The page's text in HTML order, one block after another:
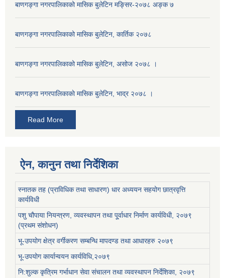
बाणगङ्गा नगरपालिकाको मासिक बुलेटिन मङ्सिर-२०७८ अङ्क ७
बाणगङ्गा नगरपालिकाको मासिक बुलेटिन, कार्तिक २०७८
बाणगङ्गा नगरपालिकाको मासिक बुलेटिन, असोज २०७८ ।
बाणगङ्गा नगरपालिकाकाे मासिक बुलेटिन, भाद्र २०७८ ।
Read More
ऐन, कानुन तथा निर्देशिका
स्नातक तह (प्राविधिक तथा साधारण) धार अध्ययन सहयोग छात्रवृत्ति
कार्यविधी
पशु चौपाया नियन्त्रण, व्यवस्थापन तथा पू्र्वाधार निर्माण कार्यविधी, २०७९
(प्रथम संशोधन)
भू-उपयोग क्षेत्र वर्गीकरण सम्बन्धि मापदण्ड तथा आधारहरु २०७९
भू-उपयोग कार्यान्वयन कार्यविधि,२०७९
नि:शुल्क कृत्रिम गर्भाधान सेवा संचालन तथा व्यवस्थापन निर्देशिका, २०७९